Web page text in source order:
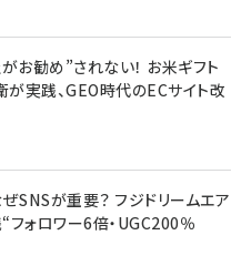
お勧め”されない！ お米ギフト
実践、GEO時代のECサイト改
SNSが重要？ フジドリームエア
フォロワー6倍・UGC200％